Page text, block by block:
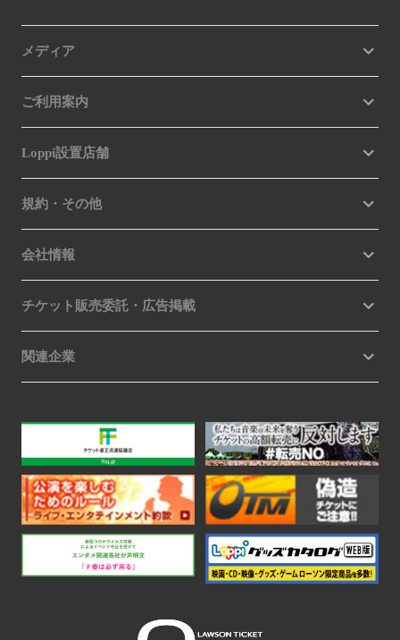
メディア
ご利用案内
Loppi設置店舗
規約・その他
会社情報
チケット販売委託・広告掲載
関連企業